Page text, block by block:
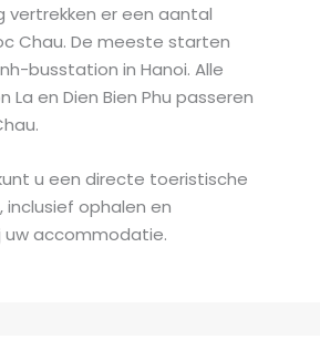
vertrekken er een aantal
Chau. De meeste starten
busstation in Hanoi. Alle
La en Dien Bien Phu passeren
u een directe toeristische
inclusief ophalen en
uw accommodatie.